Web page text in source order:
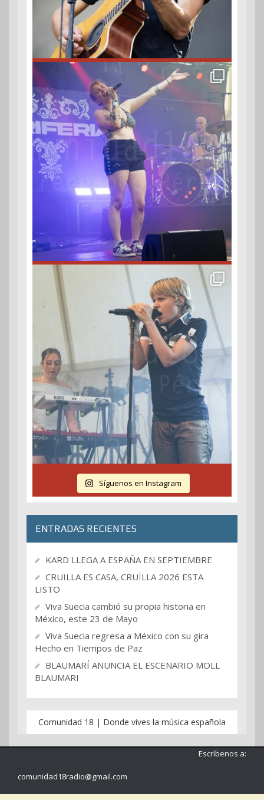
Síguenos en Instagram
ENTRADAS RECIENTES
KARD LLEGA A ESPAÑA EN SEPTIEMBRE
CRUÏLLA ES CASA, CRUÏLLA 2026 ESTA
LISTO
Viva Suecia cambió su propia historia en
México, este 23 de Mayo
Viva Suecia regresa a México con su gira
Hecho en Tiempos de Paz
BLAUMARÍ ANUNCIA EL ESCENARIO MOLL
BLAUMARI
Comunidad 18 | Donde vives la música española
Escríbenos a:
comunidad18radio@gmail.com